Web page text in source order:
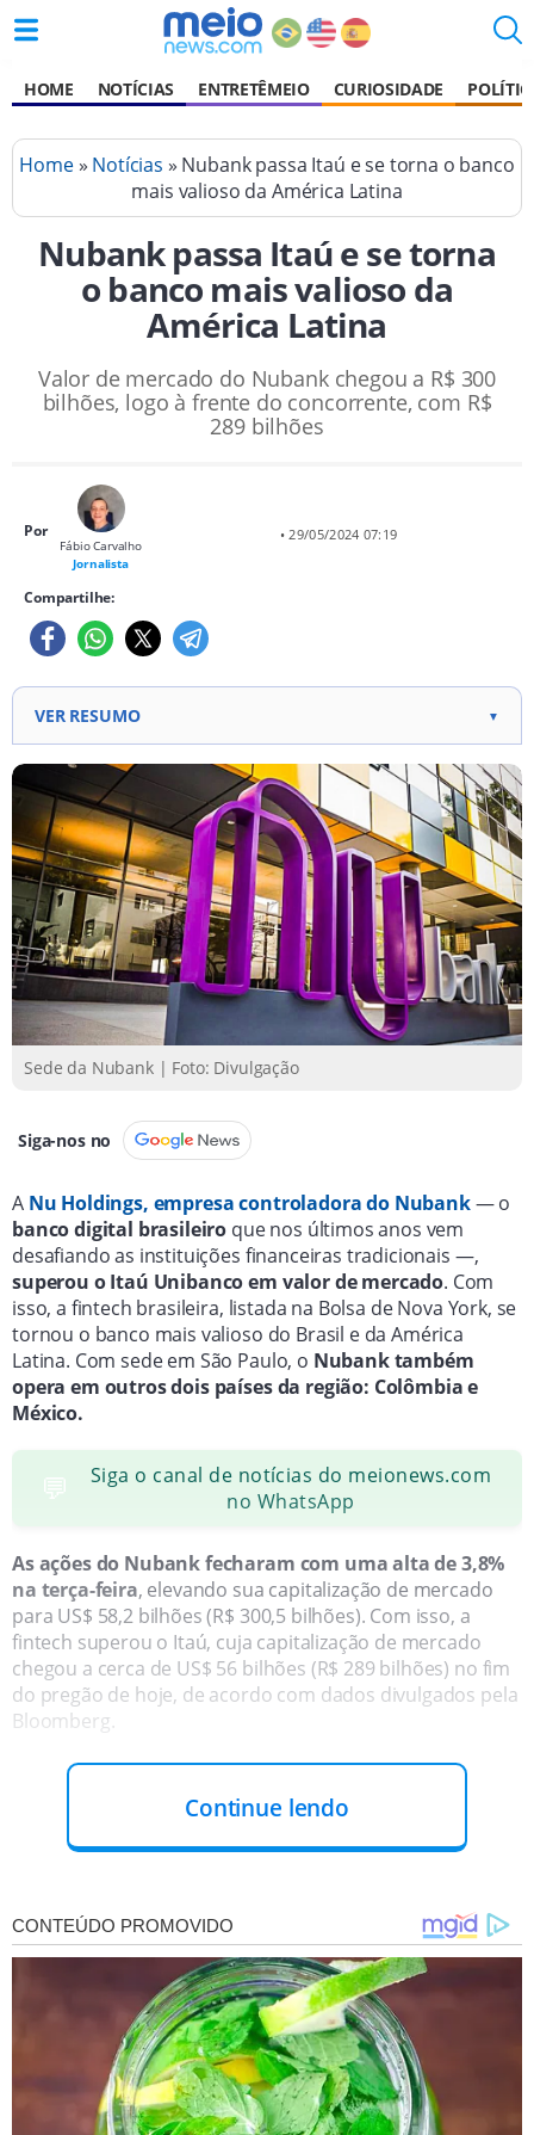
HOME NOTÍCIAS ENTRETÊMEIO CURIOSIDADE
Home» Notícias » Nubank passa Itaú e se torna o banco
mais valioso da América Latina
Nubank passa Itaú e se torna
o banco mais valioso da
América Latina
Valor de mercado do Nubank chegou a R$ 300
bilhões, logo à frente do concorrente, com R$
289 bilhões
Por
Fábio Carvalho
Jornalista
• 29/05/2024 07:19
Compartilhe:
VER RESUMO ▼
Nubank supera Itaú Unibanco em valor de mercado,
tornando-se o maior banco do Brasil e da América
Latina. Crescimento das ações do Nubank
impulsiona a mudança, com alta de 46% no ano
após resultados positivos do primeiro trimestre.
Nubank atinge 100 milhões de clientes em seus
mercados e adiciona 5,5 milhões no último
trimestre, gerando receita de US$ 2,7 bilhões.
Sede da Nubank | Foto: Divulgação
Siga-nos no
A Nu Holdings, empresa controladora do Nubank— o
banco digital brasileiro que nos últimos anos vem
desafiando as instituições financeiras tradicionais —,
superou o Itaú Unibanco em valor de mercado. Com
isso, a fintech brasileira, listada na Bolsa de Nova York, se
tornou o banco mais valioso do Brasil e da América
Latina. Com sede em São Paulo, o Nubank também
opera em outros dois países da região: Colômbia e
México.
💬
Siga o canal de notícias do meionews.com
no WhatsApp
As ações do Nubank fecharam com uma alta de 3,8%
na terça-feira, elevando sua capitalização de mercado
para US$ 58,2 bilhões (R$ 300,5 bilhões). Com isso, a
fintech superou o Itaú, cuja capitalização de mercado
chegou a cerca de US$ 56 bilhões (R$ 289 bilhões) no fim
do pregão de hoje, de acordo com dados divulgados pela
Bloomberg.
Continue lendo